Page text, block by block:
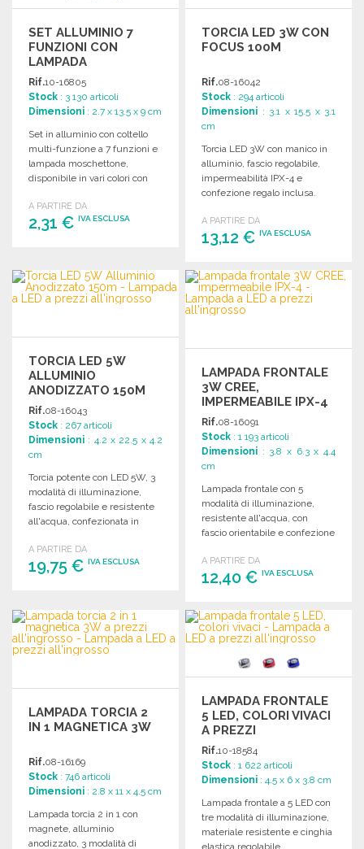
SET ALLUMINIO 7
FUNZIONI CON
LAMPADA
MOSCHETTONE
Rif.10-16805
Stock : 3 130 articoli
Dimensioni : 2.7 x 13.5 x 9 cm
Set in alluminio con coltello
multi-funzione a 7 funzioni e
lampada moschettone,
disponibile in vari colori con
A PARTIRE DA
2,31 € IVA ESCLUSA
Richiedi un preventivo
TORCIA LED 3W CON
FOCUS 100M
Rif.08-16042
Stock : 294 articoli
Dimensioni : 3.1 x 15.5 x 3.1
cm
Torcia LED 3W con manico in
alluminio, fascio regolabile,
impermeabilità IPX-4 e
confezione regalo inclusa.
A PARTIRE DA
13,12 €IVA ESCLUSA
ORDINARE
Richiedi un preventivo
TORCIA LED 5W
ALLUMINIO
ANODIZZATO 150M
Rif.08-16043
Stock : 267 articoli
Dimensioni : 4.2 x 22.5 x 4.2
cm
Torcia potente con LED 5W, 3
modalità di illuminazione,
fascio regolabile e resistente
all'acqua, confezionata in
A PARTIRE DA
19,75 € IVA ESCLUSA
Richiedi un preventivo
LAMPADA FRONTALE
3W CREE,
IMPERMEABILE IPX-4
Rif.08-16091
Stock : 1 193 articoli
Dimensioni : 3.8 x 6.3 x 4.4
cm
Lampada frontale con 5
modalità di illuminazione,
resistente all'acqua, con
fascio orientabile e confezione
A PARTIRE DA
12,40 €IVA ESCLUSA
ORDINARE
Richiedi un preventivo
LAMPADA TORCIA 2
IN 1 MAGNETICA 3W
Rif.08-16169
Stock : 746 articoli
Dimensioni : 2.8 x 11 x 4.5 cm
Lampada torcia 2 in 1 con
magnete, alluminio
anodizzato, 3 modalità di
LAMPADA FRONTALE
5 LED, COLORI VIVACI
A PREZZI
ALL'INGROSSO
Rif.10-18584
Stock : 1 622 articoli
Dimensioni : 4.5 x 6 x 3.8 cm
Lampada frontale a 5 LED con
tre modalità di illuminazione,
materiale resistente e cinghia
elastica regolabile.